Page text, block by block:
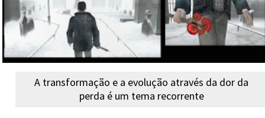
A transformação e a evolução através da dor da
perda é um tema recorrente